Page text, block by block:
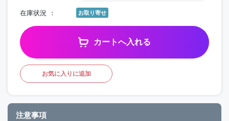
在庫状況 お取り寄せ
カートへ入れる
お気に入りに追加
注意事項